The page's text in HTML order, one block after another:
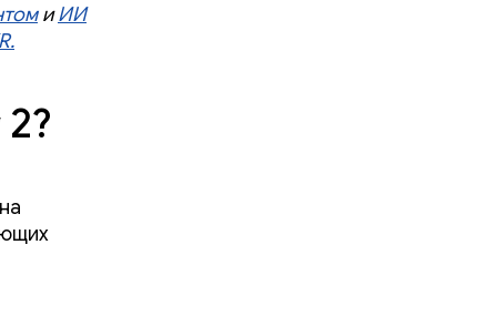
и ИИ